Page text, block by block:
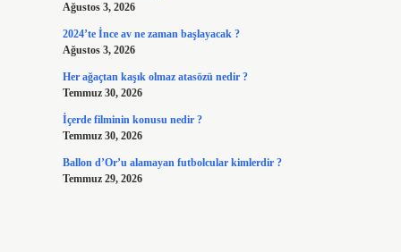
Ağustos 3, 2026
2024’te İnce av ne zaman başlayacak ?
Ağustos 3, 2026
Her ağaçtan kaşık olmaz atasözü nedir ?
Temmuz 30, 2026
İçerde filminin konusu nedir ?
Temmuz 30, 2026
Ballon d’Or’u alamayan futbolcular kimlerdir ?
Temmuz 29, 2026